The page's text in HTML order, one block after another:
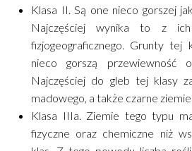
Klasa II. Są one nieco gorszej
Najczęściej wynika to z ich
fizjogeograficznego. Grunty tej
nieco gorszą przewiewność
Najczęściej do gleb tej klasy
madowego, a także czarne
Klasa IIIa. Ziemie tego typu
fizyczne oraz chemiczne niż